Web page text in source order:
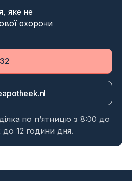
яке не
охорони
по п’ятницю з 8:00 до
до 12 години дня.